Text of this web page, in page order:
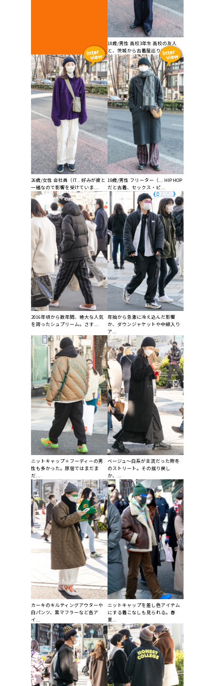
18歳/男性 高校3年生 高校の友人
と、茨城から古着屋巡りに来...
26歳/女性 会社員（IT... 好みが彼と
一緒なので影響を受けていま...
19歳/男性 フリーター（... HIP HOP
だと古着、セックス・ピ...
2016年頃から数年間、絶大な人気
を誇ったシュプリーム。さす...
年始から急激に冷え込んだ影響
か、ダウンジャケットや中綿入り
ア...
ニットキャップ＋フーディーの男
性も多かった。原宿ではまだま
だ...
ベージュ～白系が主流だった昨冬
のストリート。その揺り戻し
か、...
カーキのキルティングアウターや
白パンツ、黒マフラーなど各ア
イ...
ニットキャップを差し色アイテム
にする着こなしも見られる。春
夏...